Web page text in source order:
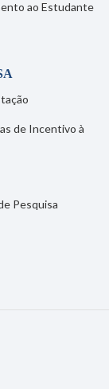
ao Estudante
de Incentivo à
Pesquisa